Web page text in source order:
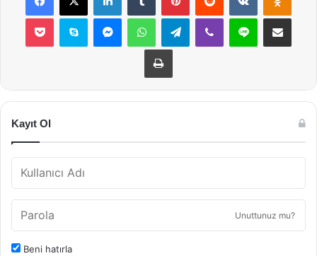
Pocket Skype MessengerWhatsAppTelegramViber Line E-Posta ile
Yazdır
Kayıt Ol
Unuttunuz mu?
Beni hatırla